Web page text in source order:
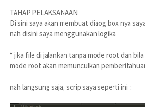
TAHAP PELAKSANAAN
Di sini saya akan membuat diaog box nya
nah disini saya menggunakan logika
“ jika file di jalankan tanpa mode root dan
mode root akan memunculkan
nah langsung saja, scrip saya seperti ini :